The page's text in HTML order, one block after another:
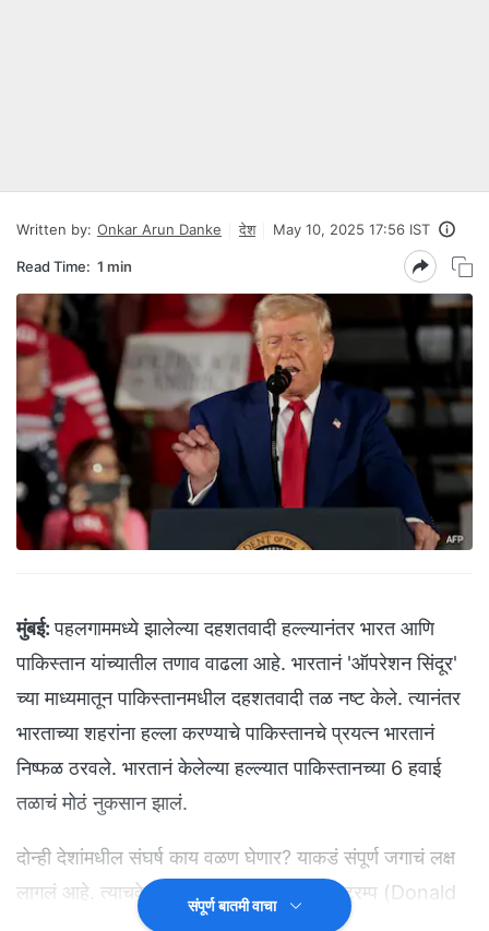
Written by: Onkar Arun Danke देश May 10, 2025 17:56 IST
Read Time: 1 min
मुंबई: पहलगाममध्ये झालेल्या दहशतवादी हल्ल्यानंतर भारत आणि
पाकिस्तान यांच्यातील तणाव वाढला आहे. भारतानं 'ऑपरेशन सिंदूर'
च्या माध्यमातून पाकिस्तानमधील दहशतवादी तळ नष्ट केले. त्यानंतर
भारताच्या शहरांना हल्ला करण्याचे पाकिस्तानचे प्रयत्न भारतानं
निष्फळ ठरवले. भारतानं केलेल्या हल्ल्यात पाकिस्तानच्या 6 हवाई
तळाचं मोठं नुकसान झालं.
दोन्ही देशांमधील संघर्ष काय वळण घेणार? याकडं संपूर्ण जगाचं लक्ष
लागलं आहे. त्याचवेळी अमेरिकेचे अध्यक्ष डोनाल्ड ट्रम्प (Donald
संपूर्ण बातमी वाचा